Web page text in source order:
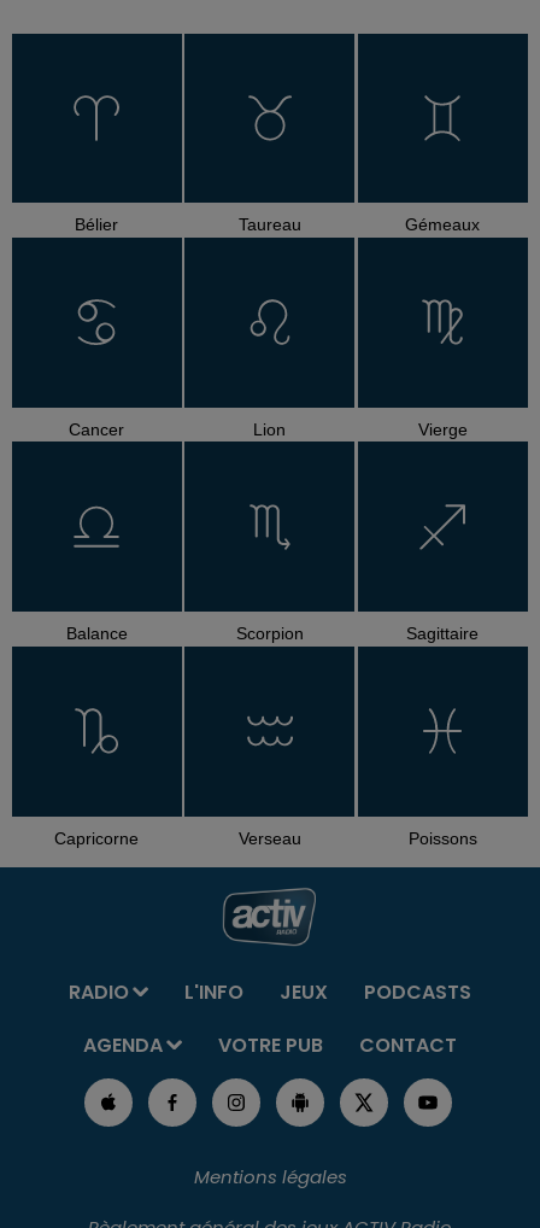
Bélier Taureau Gémeaux
Cancer Lion Vierge
Balance Scorpion Sagittaire
Capricorne Verseau Poissons
RADIO L'INFO JEUX
PODCASTS
AGENDA
VOTRE PUB CONTACT
Mentions légales